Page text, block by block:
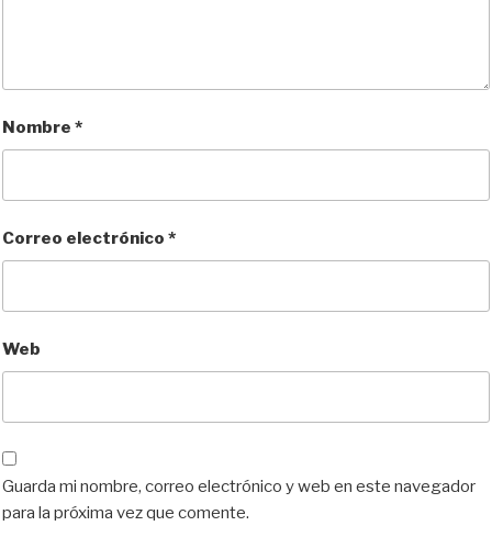
Nombre *
Correo electrónico *
Web
Guarda mi nombre, correo electrónico y web en este navegador
para la próxima vez que comente.